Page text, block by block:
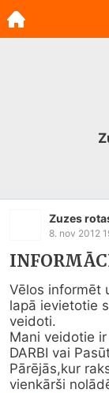
Zuzes
8. nov 2012
Vēlos informēt
lapā ievietotie
veidoti.
Mani veidotie
DARBI vai
Pārējās,kur
vienkārši